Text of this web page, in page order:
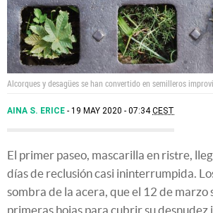
Alcorques y desagües se han convertido en semilleros
AINA S. ERICE 19 MAY 2020 - 07:34CEST
El primer paseo, mascarilla en ristre,
días de reclusión casi ininterrumpida.
sombra de la acera, que el 12 de marzo
primeras hojas para cubrir su desnudez